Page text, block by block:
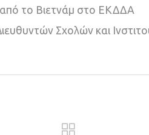
το Βιετνάμ στο ΕΚΔΔΑ
Σχολών και